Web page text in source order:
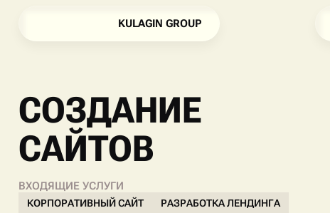
KULAGIN GROUP
СОЗДАНИЕ
САЙТОВ
ВХОДЯЩИЕ УСЛУГИ
КОРПОРАТИВНЫЙ САЙТ
РАЗРАБОТКА ЛЕНДИНГА